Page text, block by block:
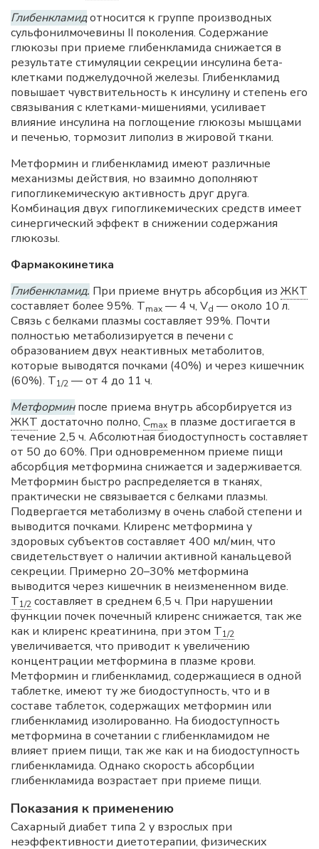
Глибенкламидотносится к группе производных
сульфонилмочевины II поколения. Содержание
глюкозы при приеме глибенкламида снижается в
результате стимуляции секреции инсулина бета-
клетками поджелудочной железы. Глибенкламид
повышает чувствительность к инсулину и степень его
связывания с клетками-мишениями, усиливает
влияние инсулина на поглощение глюкозы мышцами
и печенью, тормозит липолиз в жировой ткани.
Метформин и глибенкламид имеют различные
механизмы действия, но взаимно дополняют
гипогликемическую активность друг друга.
Комбинация двух гипогликемических средств имеет
синергический эффект в снижении содержания
глюкозы.
Фармакокинетика
Глибенкламид. При приеме внутрь абсорбция из ЖКТ
составляет более 95%. Tmax — 4 ч, Vd — около 10 л.
Связь с белками плазмы составляет 99%. Почти
полностью метаболизируется в печени с
образованием двух неактивных метаболитов,
которые выводятся почками (40%) и через кишечник
(60%). T1/2 — от 4 до 11 ч.
Метформинпосле приема внутрь абсорбируется из
ЖКТ достаточно полно, Cmax в плазме достигается в
течение 2,5 ч. Абсолютная биодоступность составляет
от 50 до 60%. При одновременном приеме пищи
абсорбция метформина снижается и задерживается.
Метформин быстро распределяется в тканях,
практически не связывается с белками плазмы.
Подвергается метаболизму в очень слабой степени и
выводится почками. Клиренс метформина у
здоровых субъектов составляет 400 мл/мин, что
свидетельствует о наличии активной канальцевой
секреции. Примерно 20–30% метформина
выводится через кишечник в неизмененном виде.
T1/2 составляет в среднем 6,5 ч. При нарушении
функции почек почечный клиренс снижается, так же
как и клиренс креатинина, при этом T1/2
увеличивается, что приводит к увеличению
концентрации метформина в плазме крови.
Метформин и глибенкламид, содержащиеся в одной
таблетке, имеют ту же биодоступность, что и в
составе таблеток, содержащих метформин или
глибенкламид изолированно. На биодоступность
метформина в сочетании с глибенкламидом не
влияет прием пищи, так же как и на биодоступность
глибенкламида. Однако скорость абсорбции
глибенкламида возрастает при приеме пищи.
Показания к применению
Сахарный диабет типа 2 у взрослых при
неэффективности диетотерапии, физических